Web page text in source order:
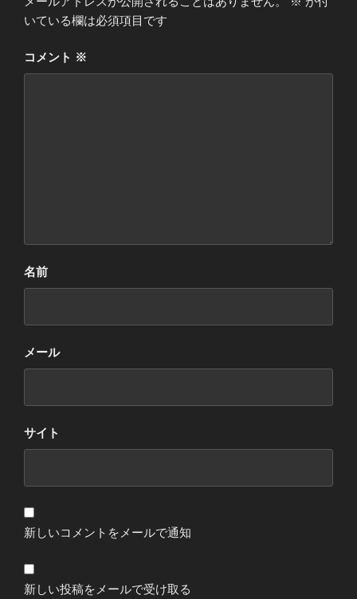
いている欄は必須項目です
コメント ※
名前
メール
サイト
新しいコメントをメールで通知
新しい投稿をメールで受け取る